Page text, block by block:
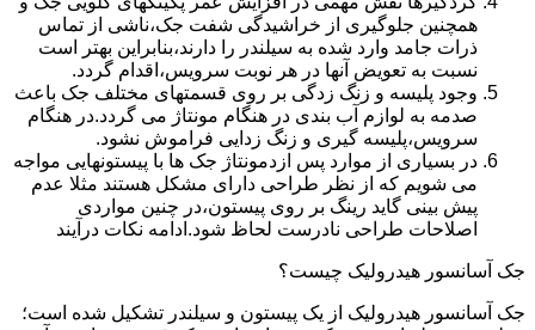
همچنین جلوگیری از خراشیدگی شفت جک،ناشی از تماس
ذرات جامد وارد شده به سیلندر را دارند،بنابراین بهتر است
نسبت به تعویض آنها در هر نوبت سرویس،اقدام گردد.
وجود پلیسه و زنگ زدگی بر روی قسمتهای مختلف جک باعث
صدمه به لوازم آب بندی در هنگام مونتاژ می گردد.در هنگام
سرویس،پلیسه گیری و زنگ زدایی فراموش نشود.
در بسیاری از موارد پس ازدمونتاژ جک ها با پیستونهایی مواجه
می شویم که از نظر طراحی دارای مشکل هستند مثلا عدم
پیش بینی گاید رینگ بر روی پیستون،در چنین مواردی
اصلاحات طراحی نادرست لحاظ شود.ادامه نکات درآیند
جک آسانسور هیدرولیک چیست؟
جک آسانسور هیدرولیک از یک پیستون و سیلندر تشکیل شده است؛